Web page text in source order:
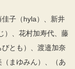
子（hyla）、新井
）、花村加寿代、藤
とも）、渡邉加奈
（まゆみん）、（あ